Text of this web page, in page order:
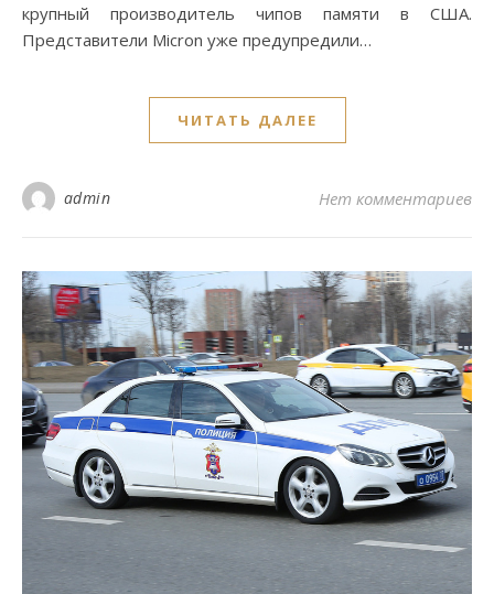
крупный производитель чипов памяти в США.
Представители Micron уже предупредили…
ЧИТАТЬ ДАЛЕЕ
admin Нет комментариев